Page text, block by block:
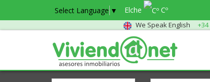
Select Language ▼ Elche Cº
We Speak English